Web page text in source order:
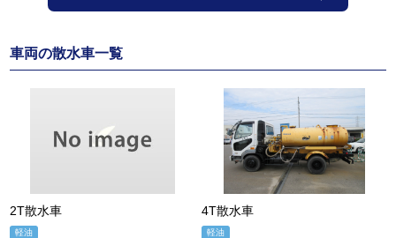
車両の散水車一覧
2T散水車
軽油
4T散水車
軽油